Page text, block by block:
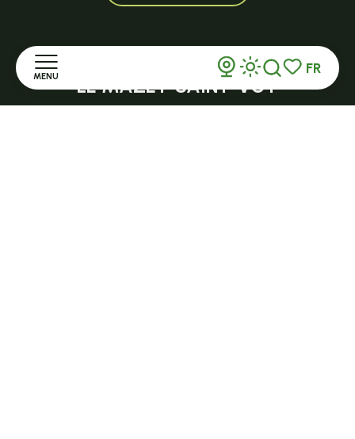
MENU
Voir les
Recherche
FR
Ouvert en saison
LE MAZET-SAINT-VOY
Halle Fermière